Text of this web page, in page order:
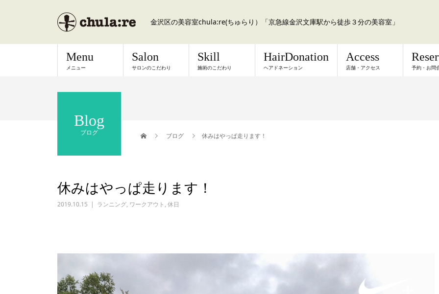
金沢区の美容室chula:re(ちゅらり）「京急線金沢文庫駅から徒歩３分の美容室」
Menu
メニュー
Salon
サロンのこだわり
Skill
施術のこだわり
HairDonation
ヘアドネーション
Access
店舗・アクセス 予約・お問
Blog
ブログ ブログ 休みはやっぱ走ります！
休みはやっぱ走ります！
2019.10.15 ランニング, ワークアウト , 休日